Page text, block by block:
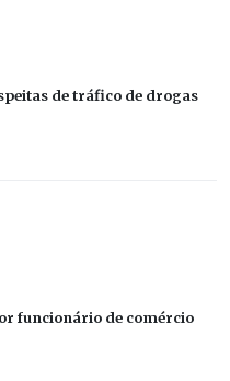
de tráfico de drogas
funcionário de comércio